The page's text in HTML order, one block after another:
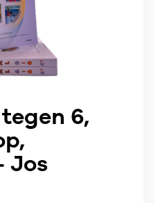
6,
Jos